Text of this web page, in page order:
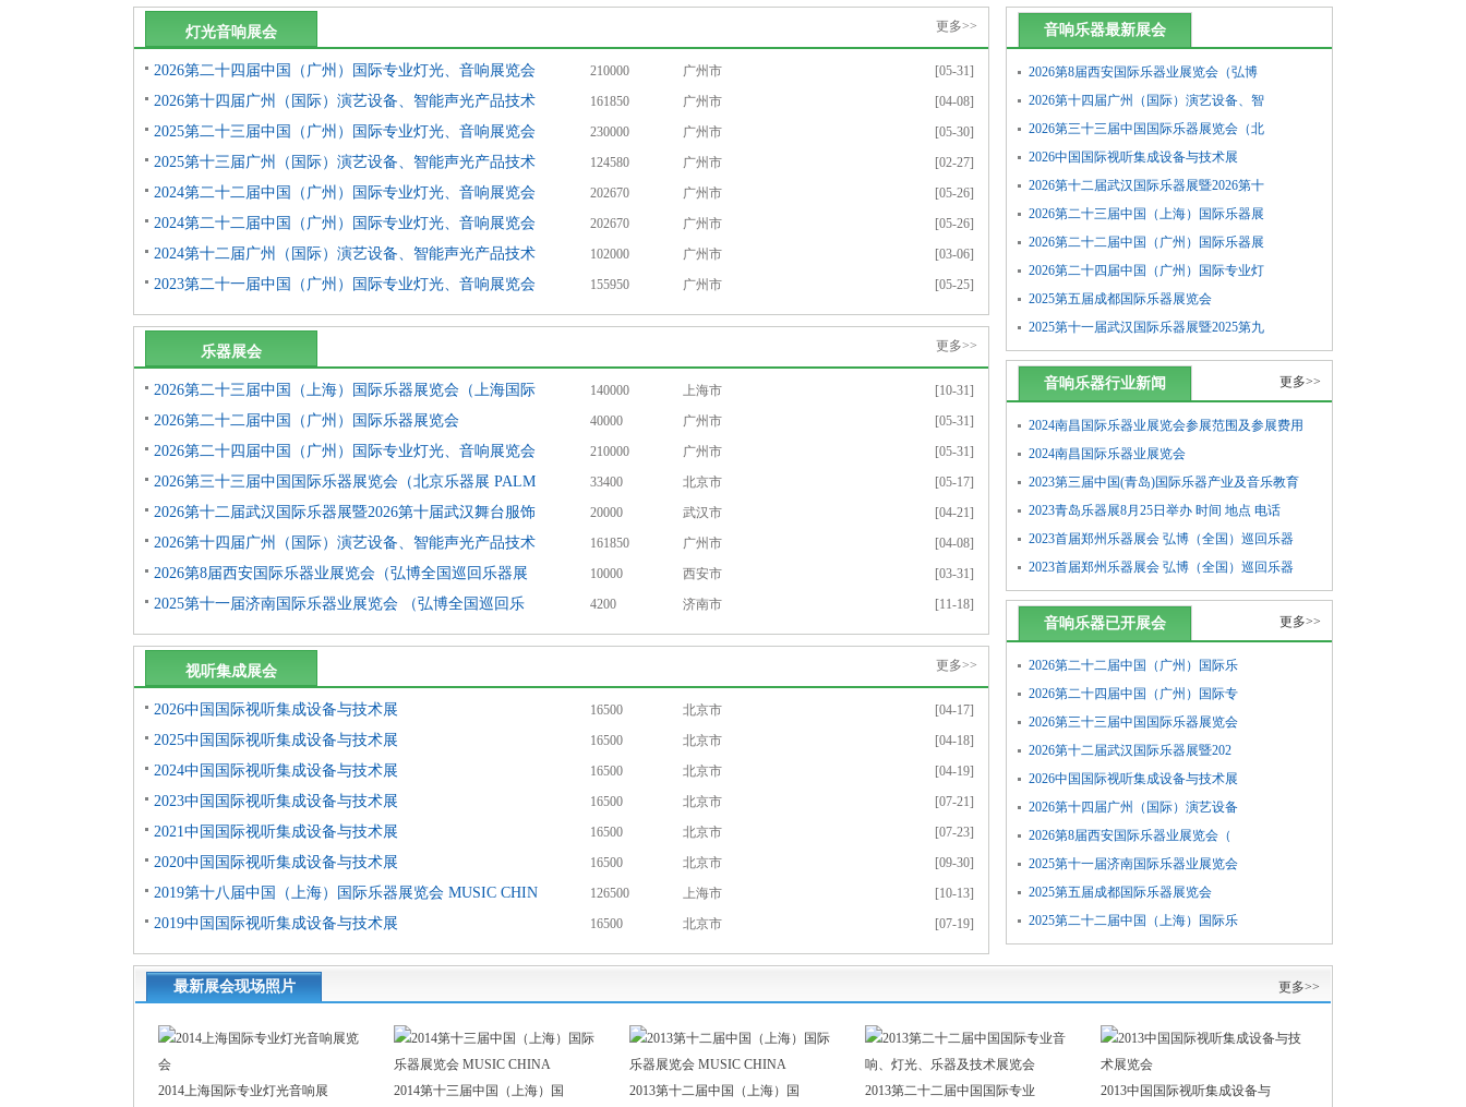
灯光音响展会 更多>>
2026第二十四届中国（广州）国际专业灯光、音响展览会 210000 广州市 [05-31]
2026第十四届广州（国际）演艺设备、智能声光产品技术 161850 广州市 [04-08]
2025第二十三届中国（广州）国际专业灯光、音响展览会 230000 广州市 [05-30]
2025第十三届广州（国际）演艺设备、智能声光产品技术 124580 广州市 [02-27]
2024第二十二届中国（广州）国际专业灯光、音响展览会 202670 广州市 [05-26]
2024第二十二届中国（广州）国际专业灯光、音响展览会 202670 广州市 [05-26]
2024第十二届广州（国际）演艺设备、智能声光产品技术 102000 广州市 [03-06]
2023第二十一届中国（广州）国际专业灯光、音响展览会 155950 广州市 [05-25]
乐器展会 更多>>
2026第二十三届中国（上海）国际乐器展览会（上海国际 140000 上海市 [10-31]
2026第二十二届中国（广州）国际乐器展览会 40000 广州市 [05-31]
2026第二十四届中国（广州）国际专业灯光、音响展览会 210000 广州市 [05-31]
2026第三十三届中国国际乐器展览会（北京乐器展 PALM 33400 北京市 [05-17]
2026第十二届武汉国际乐器展暨2026第十届武汉舞台服饰 20000 武汉市 [04-21]
2026第十四届广州（国际）演艺设备、智能声光产品技术 161850 广州市 [04-08]
2026第8届西安国际乐器业展览会（弘博全国巡回乐器展 10000 西安市 [03-31]
2025第十一届济南国际乐器业展览会 （弘博全国巡回乐 4200 济南市 [11-18]
视听集成展会 更多>>
2026中国国际视听集成设备与技术展 16500 北京市 [04-17]
2025中国国际视听集成设备与技术展 16500 北京市 [04-18]
2024中国国际视听集成设备与技术展 16500 北京市 [04-19]
2023中国国际视听集成设备与技术展 16500 北京市 [07-21]
2021中国国际视听集成设备与技术展 16500 北京市 [07-23]
2020中国国际视听集成设备与技术展 16500 北京市 [09-30]
2019第十八届中国（上海）国际乐器展览会 MUSIC CHIN 126500 上海市 [10-13]
2019中国国际视听集成设备与技术展 16500 北京市 [07-19]
音响乐器最新展会
2026第8届西安国际乐器业展览会（弘博
全国巡...
2026第十四届广州（国际）演艺设备、智
能声光...
2026第三十三届中国国际乐器展览会（北
京乐器...
2026中国国际视听集成设备与技术展
2026第十二届武汉国际乐器展暨2026第十
届武汉...
2026第二十三届中国（上海）国际乐器展
览会（...
2026第二十二届中国（广州）国际乐器展
览会
2026第二十四届中国（广州）国际专业灯
光、音...
2025第五届成都国际乐器展览会
2025第十一届武汉国际乐器展暨2025第九
届武汉...
音响乐器行业新闻 更多>>
2024南昌国际乐器业展览会参展范围及参展费用
2024南昌国际乐器业展览会
2023第三届中国(青岛)国际乐器产业及音乐教育
2023青岛乐器展8月25日举办 时间 地点 电话
2023首届郑州乐器展会 弘博（全国）巡回乐器
2023首届郑州乐器展会 弘博（全国）巡回乐器
音响乐器已开展会 更多>>
2026第二十二届中国（广州）国际乐
2026第二十四届中国（广州）国际专
2026第三十三届中国国际乐器展览会
2026第十二届武汉国际乐器展暨202
2026中国国际视听集成设备与技术展
2026第十四届广州（国际）演艺设备
2026第8届西安国际乐器业展览会（
2025第十一届济南国际乐器业展览会
2025第五届成都国际乐器展览会
2025第二十二届中国（上海）国际乐
最新展会现场照片 更多>>
2014上海国际专业灯光音响展 2014第十三届中国（上海）国 2013第十二届中国（上海）国 2013第二十二届中国国际专业 2013中国国际视听集成设备与